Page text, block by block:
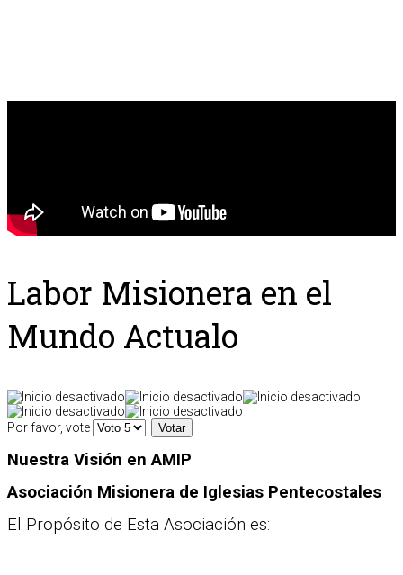
Labor Misionera en el
Mundo Actualo
Por favor, vote
Nuestra Visión en AMIP
Asociación Misionera de Iglesias Pentecostales
El Propósito de Esta Asociación es: